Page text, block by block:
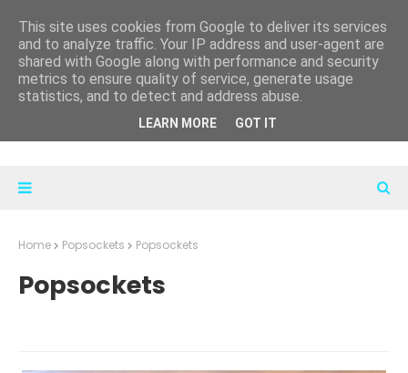
Home Popsockets Popsockets
Popsockets
This site uses cookies from Google to deliver its services
and to analyze traffic. Your IP address and user-agent are
shared with Google along with performance and security
metrics to ensure quality of service, generate usage
statistics, and to detect and address abuse.
LEARN MORE GOT IT